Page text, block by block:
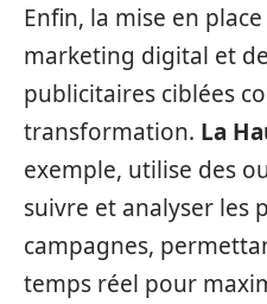
Enfin, la mise en
marketing digital et
publicitaires ciblées
transformation. La
exemple, utilise des
suivre et analyser les
campagnes,
temps réel pour